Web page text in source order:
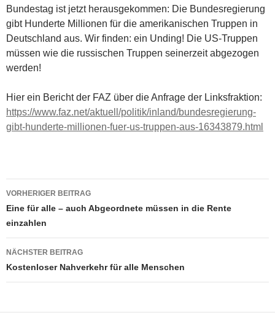
Bundestag ist jetzt herausgekommen: Die Bundesregierung
gibt Hunderte Millionen für die amerikanischen Truppen in
Deutschland aus. Wir finden: ein Unding! Die US-Truppen
müssen wie die russischen Truppen seinerzeit abgezogen
werden!
Hier ein Bericht der FAZ über die Anfrage der Linksfraktion:
https://www.faz.net/aktuell/politik/inland/bundesregierung-
gibt-hunderte-millionen-fuer-us-truppen-aus-16343879.html
Beitragsnavigation
VORHERIGER BEITRAG
Eine für alle – auch Abgeordnete müssen in die Rente
einzahlen
NÄCHSTER BEITRAG
Kostenloser Nahverkehr für alle Menschen